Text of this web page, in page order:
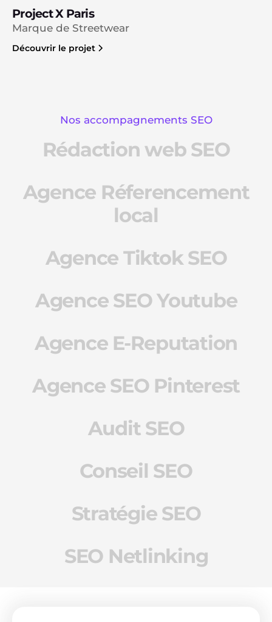
Project X Paris
Marque de Streetwear
Découvrir le projet
Nos accompagnements SEO
Rédaction web SEO
Agence Réferencement
local
Agence Tiktok SEO
Agence SEO Youtube
Agence E-Reputation
Agence SEO Pinterest
Audit SEO
Conseil SEO
Stratégie SEO
SEO Netlinking